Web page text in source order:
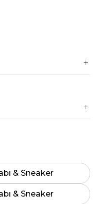
& Sneaker
& Sneaker